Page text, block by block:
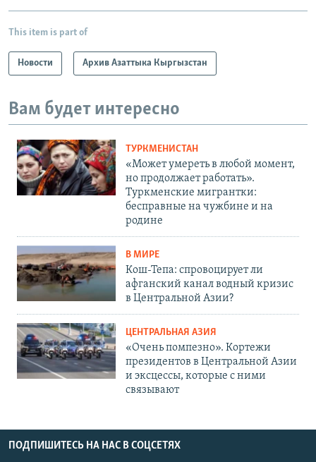
This item is part of
Новости Архив Азаттыка Кыргызстан
Вам будет интересно
ТУРКМЕНИСТАН
«Может умереть в любой момент,
но продолжает работать».
Туркменские мигрантки:
бесправные на чужбине и на
родине
В МИРЕ
Кош-Тепа: спровоцирует ли
афганский канал водный кризис
в Центральной Азии?
ЦЕНТРАЛЬНАЯ АЗИЯ
«Очень помпезно». Кортежи
президентов в Центральной Азии
и эксцессы, которые с ними
связывают
ПОДПИШИТЕСЬ НА НАС В СОЦСЕТЯХ